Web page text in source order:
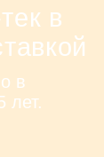
в
в
лет.